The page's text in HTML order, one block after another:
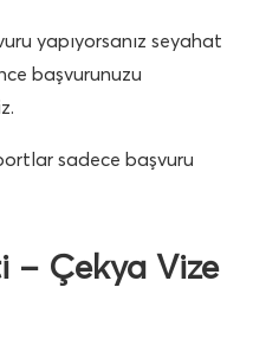
yapıyorsanız seyahat
başvurunuzu
sadece başvuru
– Çekya Vize